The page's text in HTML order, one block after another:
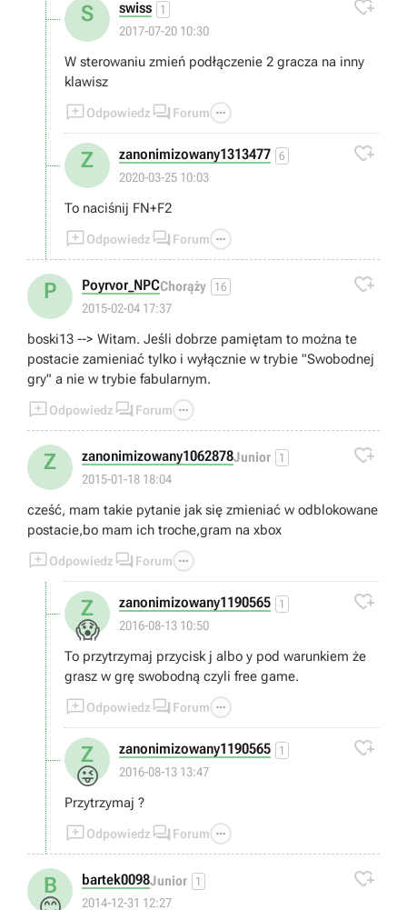
S swiss 1
2017-07-20 10:30

W sterowaniu zmień podłączenie 2 gracza na inny
klawisz
Odpowiedz  Forum 
Z zanonimizowany1313477 6
2020-03-25 10:03

To naciśnij FN+F2
Odpowiedz  Forum 
P Poyrvor_NPCChorąży 16
2015-02-04 17:37

boski13 --> Witam. Jeśli dobrze pamiętam to można te
postacie zamieniać tylko i wyłącznie w trybie "Swobodnej
gry" a nie w trybie fabularnym.
Odpowiedz  Forum 
Z zanonimizowany1062878Junior 1
2015-01-18 18:04

cześć, mam takie pytanie jak się zmieniać w odblokowane
postacie,bo mam ich troche,gram na xbox
Odpowiedz  Forum 
Z
😱
zanonimizowany1190565 1
2016-08-13 10:50

To przytrzymaj przycisk j albo y pod warunkiem że
grasz w grę swobodną czyli free game.
Odpowiedz  Forum 
Z
😜
zanonimizowany1190565 1
2016-08-13 13:47

Przytrzymaj ?
Odpowiedz  Forum 
B bartek0098Junior 1
2014-12-31 12:27
